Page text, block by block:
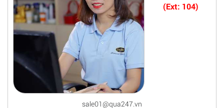
(Ext: 104)
sale01@qua247.vn